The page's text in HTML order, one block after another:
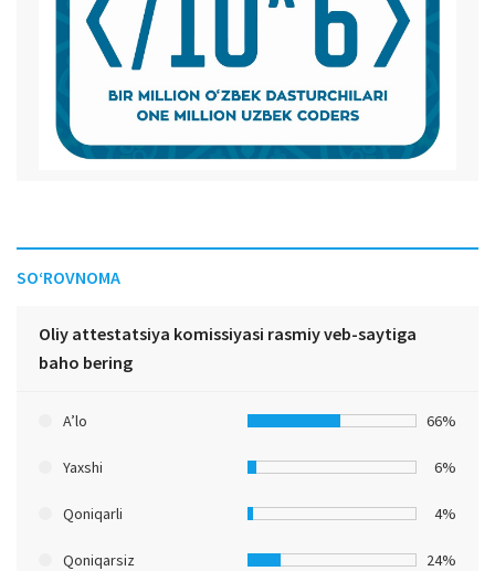
SO‘ROVNOMA
Oliy attestatsiya komissiyasi rasmiy veb-saytiga
baho bering
A’lo 66%
Yaxshi 6%
Qoniqarli 4%
Qoniqarsiz 24%